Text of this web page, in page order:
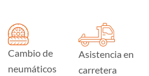
Cambio de
neumáticos
Asistencia en
carretera